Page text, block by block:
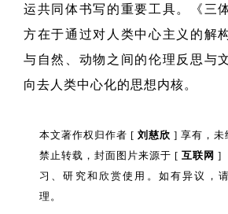
运共同体书写的重要工具。《三
方在于通过对人类中心主义的解
与自然、动物之间的伦理反思与
向去人类中心化的思想内核。
本文著作权归作者 [ 刘慈欣 ] 享有，未
禁止转载，封面图片来源于 [ 互联网 ]
习、研究和欣赏使用。如有异议，
理。